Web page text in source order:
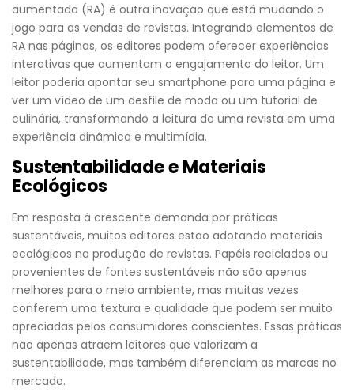
aumentada (RA) é outra inovação que está mudando o
jogo para as vendas de revistas. Integrando elementos de
RA nas páginas, os editores podem oferecer experiências
interativas que aumentam o engajamento do leitor. Um
leitor poderia apontar seu smartphone para uma página e
ver um vídeo de um desfile de moda ou um tutorial de
culinária, transformando a leitura de uma revista em uma
experiência dinâmica e multimídia.
Sustentabilidade e Materiais
Ecológicos
Em resposta à crescente demanda por práticas
sustentáveis, muitos editores estão adotando materiais
ecológicos na produção de revistas. Papéis reciclados ou
provenientes de fontes sustentáveis não são apenas
melhores para o meio ambiente, mas muitas vezes
conferem uma textura e qualidade que podem ser muito
apreciadas pelos consumidores conscientes. Essas práticas
não apenas atraem leitores que valorizam a
sustentabilidade, mas também diferenciam as marcas no
mercado.